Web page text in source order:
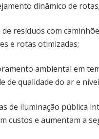
dinâmico de rotas;
de resíduos com
e rotas otimizadas;
ambiental em
de qualidade do ar e
de iluminação pública
custos e aumentam a